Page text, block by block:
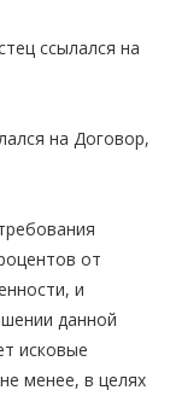
ссылался на
на Договор,
от
и
данной
исковые
менее, в целях